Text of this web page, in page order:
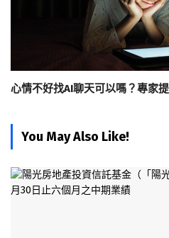
心情不好找AI聊天可以嗎？專家
You May Also Like!